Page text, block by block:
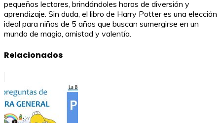
pequeños lectores, brindándoles horas de diversión y
aprendizaje. Sin duda, el libro de Harry Potter es una elección
ideal para niños de 5 años que buscan sumergirse en un
mundo de magia, amistad y valentía.
Relacionados